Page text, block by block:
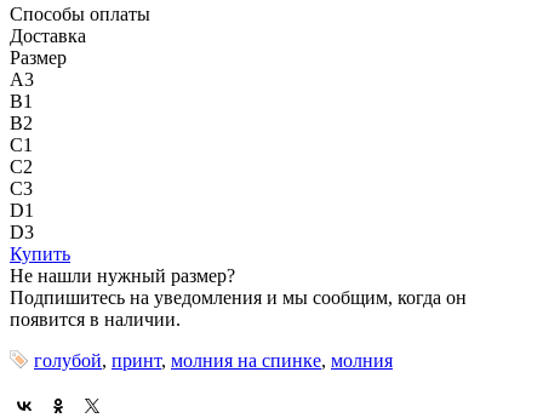
Способы оплаты
Доставка
Размер
A3
B1
B2
C1
C2
C3
D1
D3
Купить
Не нашли нужный размер?
Подпишитесь на уведомления и мы сообщим, когда он
появится в наличии.
голубой, принт, молния на спинке, молния